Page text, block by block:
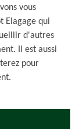
vous
Elagage qui
d'autres
Il est aussi
pour